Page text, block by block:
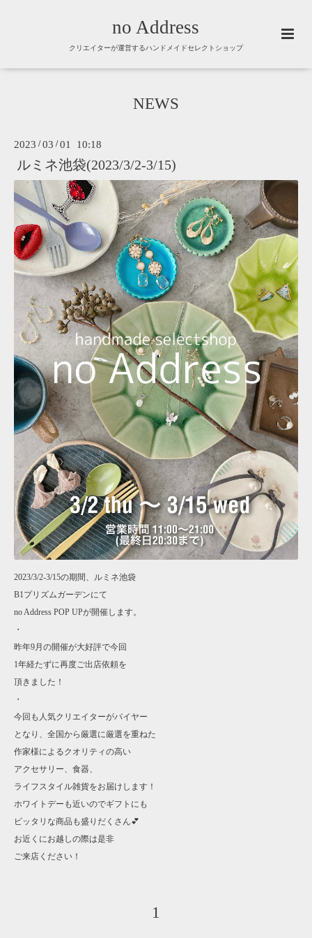
no Address
クリエイターが運営するハンドメイドセレクトショップ
NEWS
2023 /03 /01 10:18
ルミネ池袋(2023/3/2-3/15)
2023/3/2-3/15の期間、ルミネ池袋
B1プリズムガーデンにて
no Address POP UPが開催します。
・
昨年9月の開催が大好評で今回
1年経たずに再度ご出店依頼を
頂きました！
・
今回も人気クリエイターがバイヤー
となり、全国から厳選に厳選を重ねた
作家様によるクオリティの高い
アクセサリー、食器、
ライフスタイル雑貨をお届けします！
ホワイトデーも近いのでギフトにも
ピッタリな商品も盛りだくさん💕
お近くにお越しの際は是非
ご来店ください！
1